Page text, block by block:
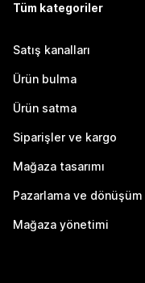
Tüm kategoriler
Satış kanalları
Ürün bulma
Ürün satma
Siparişler ve kargo
Mağaza tasarımı
Pazarlama ve dönüşüm
Mağaza yönetimi